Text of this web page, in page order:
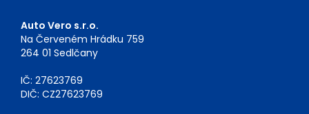
Auto Vero s.r.o.
Na Červeném Hrádku 759
264 01 Sedlčany
IČ: 27623769
DIČ: CZ27623769